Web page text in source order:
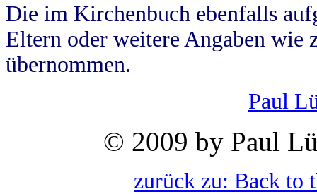
Die im Kirchenbuch ebenfalls
Eltern oder weitere Angaben wie
übernommen.
Paul
© 2009 by Paul
zurück zu: Back to